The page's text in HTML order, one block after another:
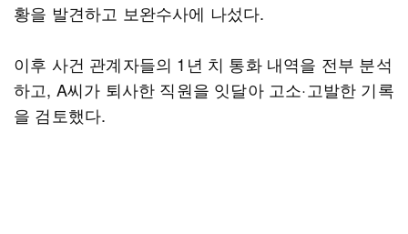
황을 발견하고 보완수사에 나섰다.
이후 사건 관계자들의 1년 치 통화 내역을 전부 분석
하고, A씨가 퇴사한 직원을 잇달아 고소·고발한 기록
을 검토했다.